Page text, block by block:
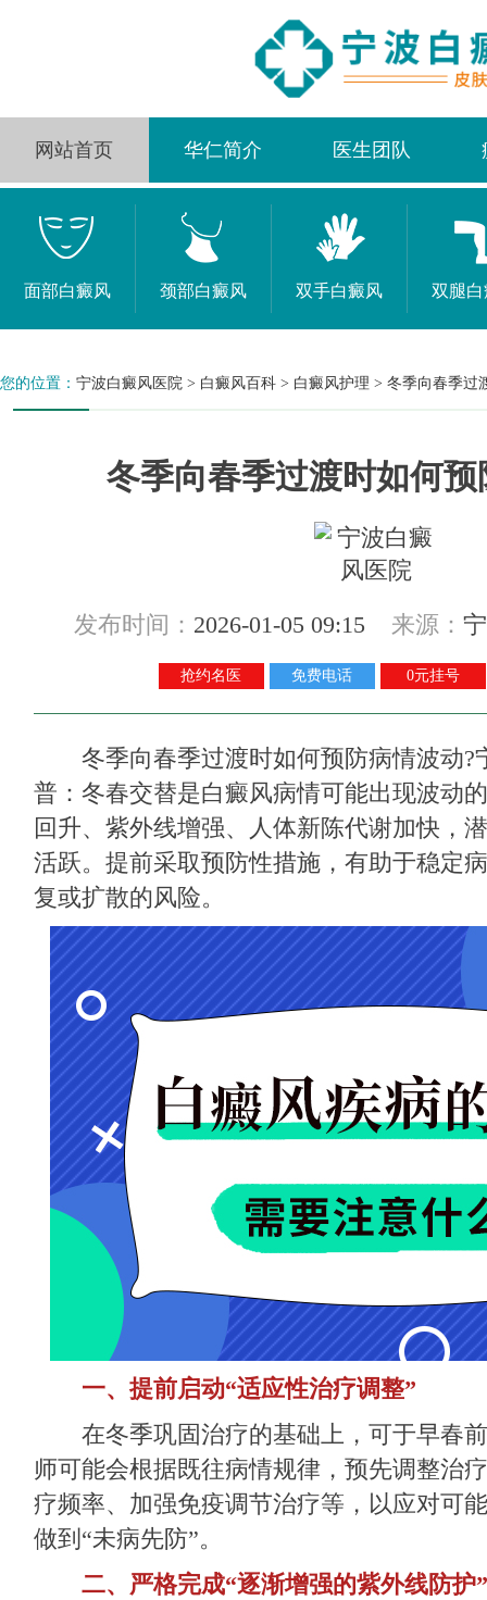
网站首页 华仁简介 医生团队
面部白癜风 颈部白癜风 双手白癜风 双腿
您的位置： 宁波白癜风医院 > 白癜风百科 > 白癜风护理 > 冬季向春季过
冬季向春季过渡时如何
发布时间： 2026-01-05 09:15 来源：
抢约名医 免费电话 0元挂号
冬季向春季过渡时如何预防病情波动?
普：冬春交替是白癜风病情可能出现波动
回升、紫外线增强、人体新陈代谢加快，
活跃。提前采取预防性措施，有助于稳定
复或扩散的风险。
一、提前启动“适应性治疗调整”
在冬季巩固治疗的基础上，可于早春前
师可能会根据既往病情规律，预先调整治
疗频率、加强免疫调节治疗等，以应对可
做到“未病先防”。
二、严格完成“逐渐增强的紫外线防护”